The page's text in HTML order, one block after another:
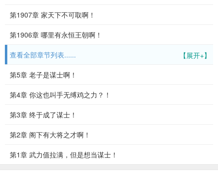
第1907章 家天下不可取啊！
第1906章 哪里有永恒王朝啊！
【展开+】
查看全部章节列表......
第5章 老子是谋士啊！
第4章 你这也叫手无缚鸡之力？！
第3章 终于成了谋士！
第2章 阁下有大将之才啊！
第1章 武力值拉满，但是想当谋士！